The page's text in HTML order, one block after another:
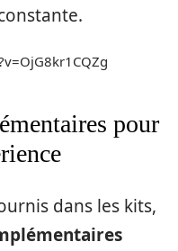
pour
dans les kits,